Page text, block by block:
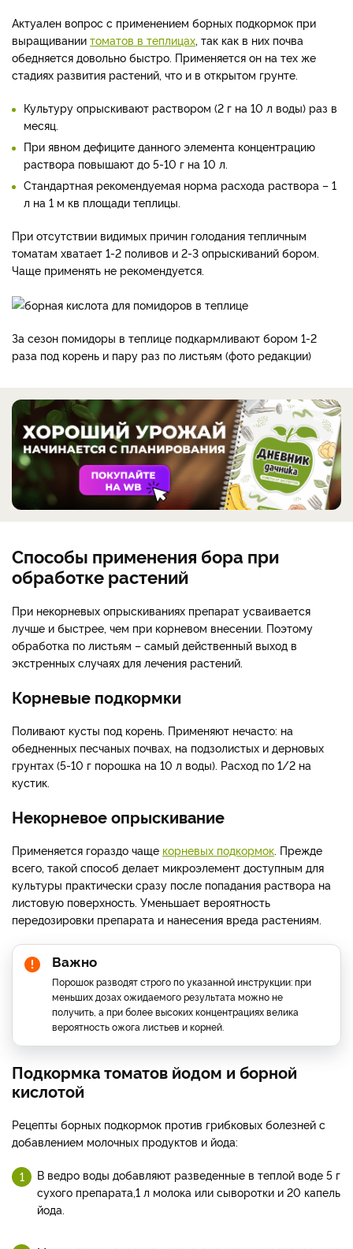
Актуален вопрос с применением борных подкормок при
выращивании томатов в теплицах, так как в них почва
обедняется довольно быстро. Применяется он на тех же
стадиях развития растений, что и в открытом грунте.
Культуру опрыскивают раствором (2 г на 10 л воды) раз в
месяц.
При явном дефиците данного элемента концентрацию
раствора повышают до 5-10 г на 10 л.
Стандартная рекомендуемая норма расхода раствора – 1
л на 1 м кв площади теплицы.
При отсутствии видимых причин голодания тепличным
томатам хватает 1-2 поливов и 2-3 опрыскиваний бором.
Чаще применять не рекомендуется.
За сезон помидоры в теплице подкармливают бором 1-2
раза под корень и пару раз по листьям (фото редакции)
Способы применения бора при
обработке растений
При некорневых опрыскиваниях препарат усваивается
лучше и быстрее, чем при корневом внесении. Поэтому
обработка по листьям – самый действенный выход в
экстренных случаях для лечения растений.
Корневые подкормки
Поливают кусты под корень. Применяют нечасто: на
обедненных песчаных почвах, на подзолистых и дерновых
грунтах (5-10 г порошка на 10 л воды). Расход по 1/2 на
кустик.
Некорневое опрыскивание
Применяется гораздо чаще корневых подкормок . Прежде
всего, такой способ делает микроэлемент доступным для
культуры практически сразу после попадания раствора на
листовую поверхность. Уменьшает вероятность
передозировки препарата и нанесения вреда растениям.
Важно
Порошок разводят строго по указанной инструкции: при
меньших дозах ожидаемого результата можно не
получить, а при более высоких концентрациях велика
вероятность ожога листьев и корней.
Подкормка томатов йодом и борной
кислотой
Рецепты борных подкормок против грибковых болезней с
добавлением молочных продуктов и йода:
В ведро воды добавляют разведенные в теплой воде 5 г
сухого препарата,1 л молока или сыворотки и 20 капель
йода.